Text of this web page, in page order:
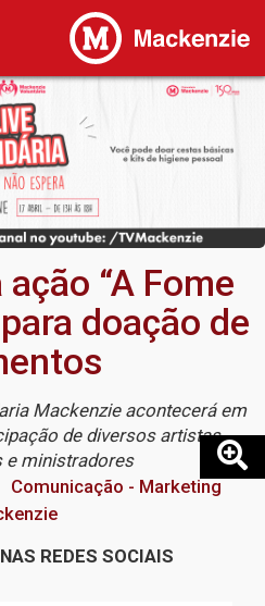
“A Fome
doação de
Mackenzie acontecerá em
de diversos artistas,
e ministradores
Comunicação - Marketing
REDES SOCIAIS